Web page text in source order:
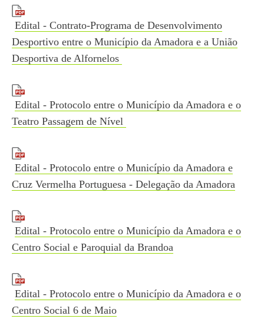
Edital - Contrato-Programa de Desenvolvimento
Desportivo entre o Município da Amadora e a União
Desportiva de Alfornelos
Edital - Protocolo entre o Município da Amadora e o
Teatro Passagem de Nível
Edital - Protocolo entre o Município da Amadora e
Cruz Vermelha Portuguesa - Delegação da Amadora
Edital - Protocolo entre o Município da Amadora e o
Centro Social e Paroquial da Brandoa
Edital - Protocolo entre o Município da Amadora e o
Centro Social 6 de Maio